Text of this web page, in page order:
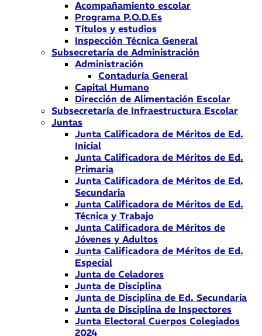
Acompañamiento escolar
Programa P.O.D.Es
Títulos y estudios
Inspección Técnica General
Subsecretaría de Administración
Administración
Contaduría General
Capital Humano
Dirección de Alimentación Escolar
Subsecretaría de Infraestructura Escolar
Juntas
Junta Calificadora de Méritos de Ed.
Inicial
Junta Calificadora de Méritos de Ed.
Primaria
Junta Calificadora de Méritos de Ed.
Secundaria
Junta Calificadora de Méritos de Ed.
Técnica y Trabajo
Junta Calificadora de Méritos de
Jóvenes y Adultos
Junta Calificadora de Méritos de Ed.
Especial
Junta de Celadores
Junta de Disciplina
Junta de Disciplina de Ed. Secundaria
Junta de Disciplina de Inspectores
Junta Electoral Cuerpos Colegiados
2024